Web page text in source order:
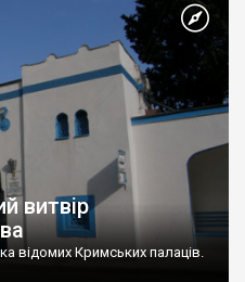
витвір
відомих Кримських палаців.